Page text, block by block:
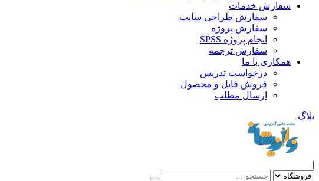
سفارش خدمات
سفارش طراحی سایت
سفارش پروژه
انجام پروژه SPSS
سفارش ترجمه
همکاری با ما
درخواست تدریس
فروش فایل و محصول
ارسال مطلب
بلاگ
|